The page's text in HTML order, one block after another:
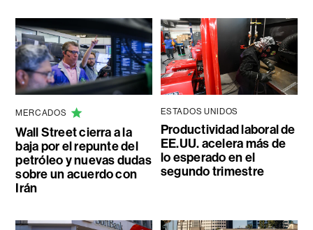
MERCADOS
Wall Street cierra a la
baja por el repunte del
petróleo y nuevas dudas
sobre un acuerdo con
Irán
ESTADOS UNIDOS
Productividad laboral de
EE.UU. acelera más de
lo esperado en el
segundo trimestre